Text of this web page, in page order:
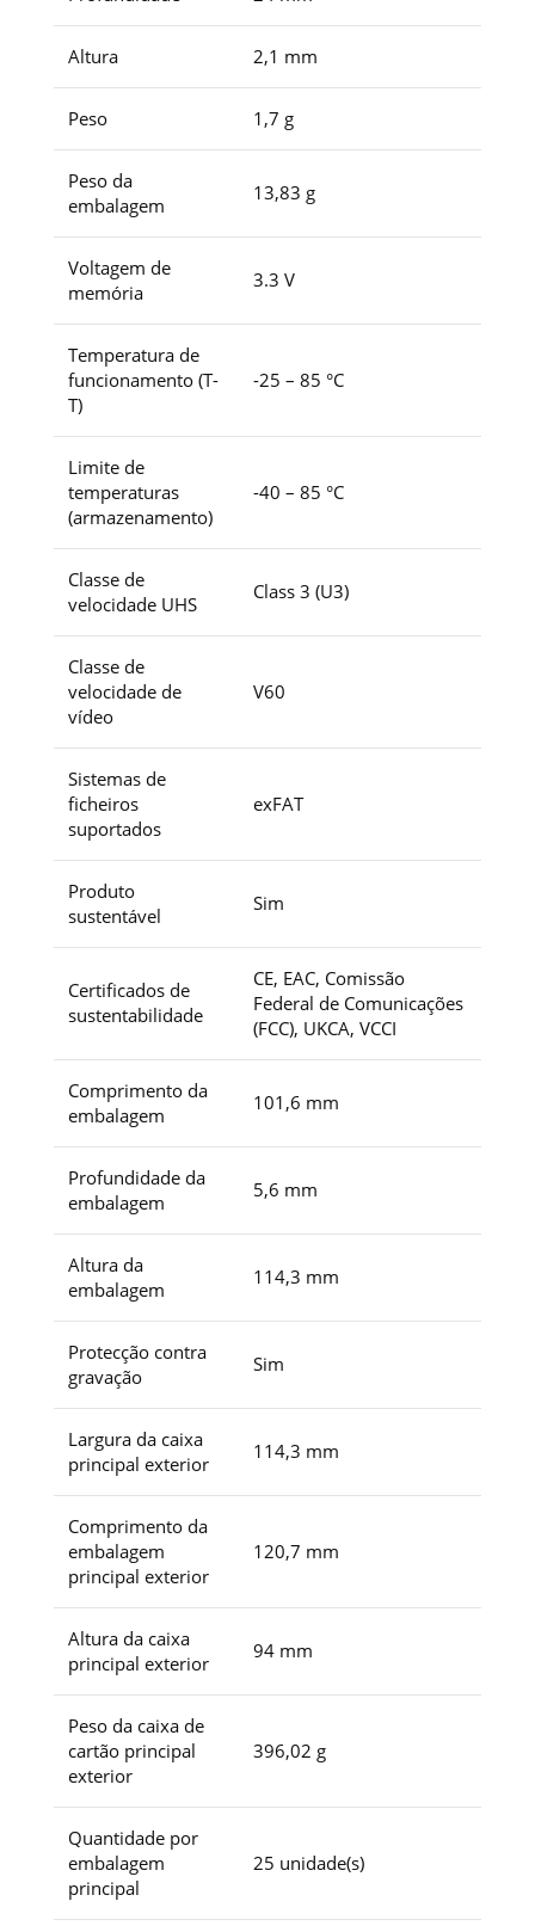
Altura 2,1 mm
Peso 1,7 g
Peso da
embalagem
13,83 g
Voltagem de
memória
3.3 V
Temperatura de
funcionamento (T-
T)
-25 – 85 °C
Limite de
temperaturas
(armazenamento)
-40 – 85 °C
Classe de
velocidade UHS
Class 3 (U3)
Classe de
velocidade de
vídeo
V60
Sistemas de
ficheiros
suportados
exFAT
Produto
sustentável
Sim
Certificados de
sustentabilidade
CE, EAC, Comissão
Federal de Comunicações
(FCC), UKCA, VCCI
Comprimento da
embalagem
101,6 mm
Profundidade da
embalagem
5,6 mm
Altura da
embalagem
114,3 mm
Protecção contra
gravação
Sim
Largura da caixa
principal exterior
114,3 mm
Comprimento da
embalagem
principal exterior
120,7 mm
Altura da caixa
principal exterior
94 mm
Peso da caixa de
cartão principal
exterior
396,02 g
Quantidade por
embalagem
principal
25 unidade(s)